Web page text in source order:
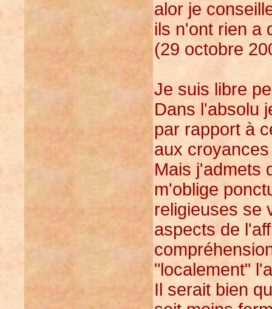
alor je
ils n'ont rien a
(29 octobre
Je suis libre
Dans l'absolu
par rapport à
aux
Mais j'admets
m'oblige
religieuses se
aspects de
"localement"
Il serait bien